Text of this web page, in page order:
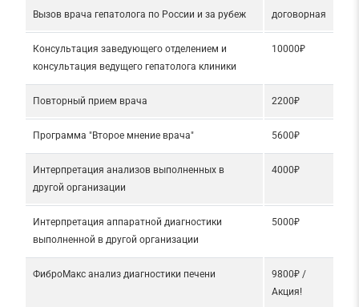
Вызов врача гепатолога по России и за рубеж договорная
Консультация заведующего отделением и
консультация ведущего гепатолога клиники
10000₽
Повторный прием врача 2200₽
Программа "Второе мнение врача" 5600₽
Интерпретация анализов выполненных в
другой организации
4000₽
Интерпретация аппаратной диагностики
выполненной в другой организации
5000₽
ФиброМакс анализ диагностики печени
9800₽ /
Aкция!